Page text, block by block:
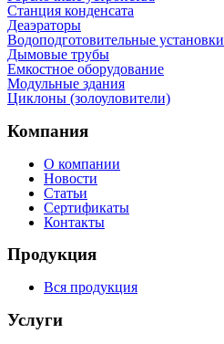
Станция конденсата
Деаэраторы
Водоподготовительные установки
Дымовые трубы
Емкостное оборудование
Mодульные здания
Циклоны (золоуловители)
Компания
О компании
Новости
Статьи
Сертификаты
Контакты
Продукция
Вся продукция
Услуги